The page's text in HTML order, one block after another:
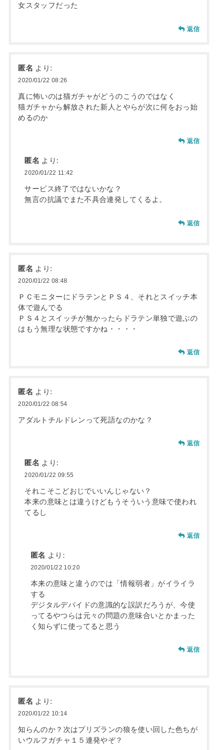
女スタッフだった
返信
匿名 より:
2020/01/22 08:26
真に怖いのは猫ガチャがどうのこうのではなく
猫ガチャから解放された新人とやらが次に何をおっ始
めるのか
返信
匿名 より:
2020/01/22 11:42
サービス終了ではないかな？
無言の抗議でまた不具合連発してくるよ。
返信
匿名 より:
2020/01/22 08:48
ＰＣモニターにドラテンとＰＳ４、それとスイッチ本
体で遊んでる
ＰＳ４とスイッチが無かったらドラテン単独で遊ぶの
はもう無理な状態ですかね・・・・
返信
匿名 より:
2020/01/22 08:54
アダルトチルドレンって死語なのかな？
返信
匿名 より:
2020/01/22 09:55
それこそこどおじでいいんじゃない？
本来の意味とは違うけどもうそういう意味で使われ
てるし
返信
匿名 より:
2020/01/22 10:20
本来の意味と違うのでは「情報弱者」がイライラ
する
デジタルデバイドの意識的な誤訳だろうが、今使
ってるやつらは元々の問題の意味合いとかまった
く知らずに使ってると思う
返信
匿名 より:
2020/01/22 10:14
知らんのか？次はプリズランの狼を使い回した色ちが
いウルフガチャ１５連発やぞ？